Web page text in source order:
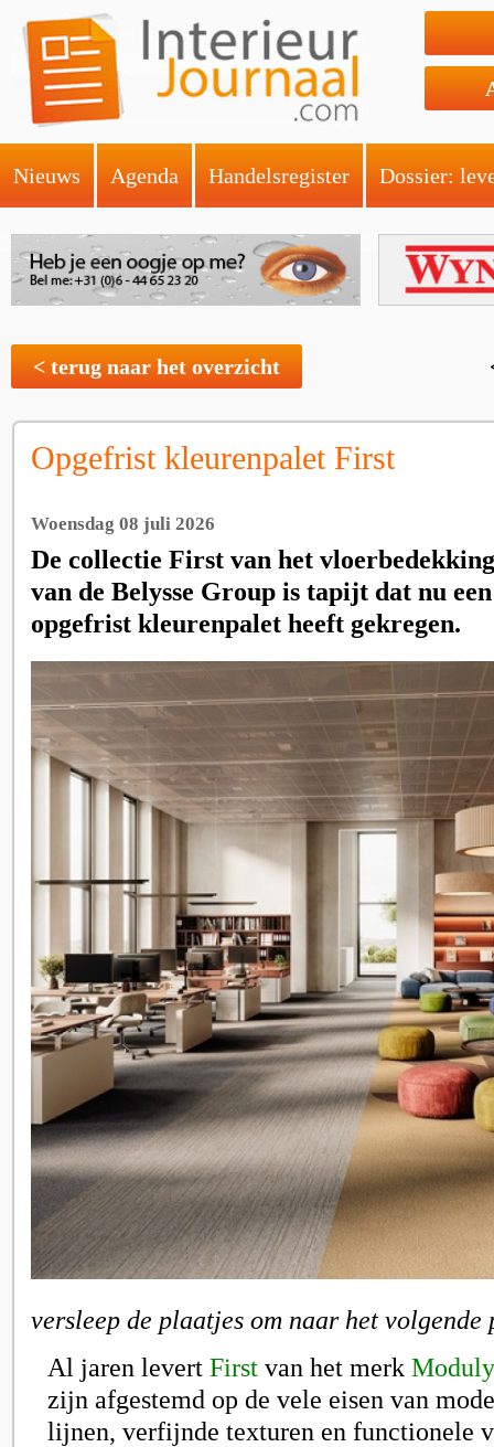
Nieuws Agenda Handelsregister Dossier:
< terug naar het overzicht
Opgefrist kleurenpalet First
Woensdag 08 juli 2026
De collectie First van het
van de Belysse Group is tapijt dat nu
opgefrist kleurenpalet heeft gekregen.
versleep de plaatjes om naar het
Al jaren levert First van het merk
zijn afgestemd op de vele eisen van
lijnen, verfijnde texturen en functionele